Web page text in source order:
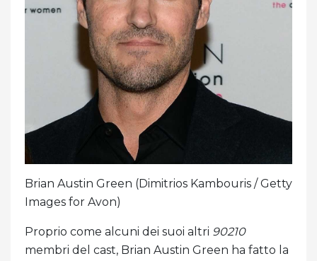
Brian Austin Green (Dimitrios Kambouris / Getty
Images for Avon)
Proprio come alcuni dei suoi altri 90210
membri del cast, Brian Austin Green ha fatto la